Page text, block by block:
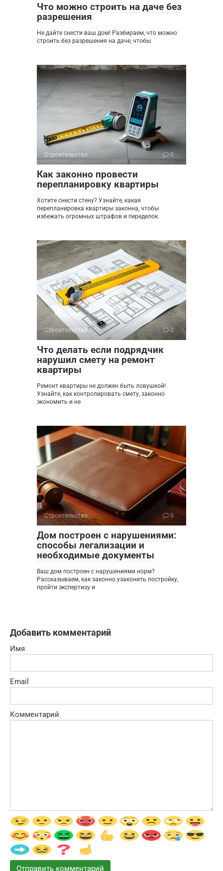
Что можно строить на даче без
разрешения
Не дайте снести ваш дом! Разбираем, что можно
строить без разрешения на даче, чтобы
Строительство 0
Как законно провести
перепланировку квартиры
Хотите снести стену? Узнайте, какая
перепланировка квартиры законна, чтобы
избежать огромных штрафов и переделок.
Строительство 0
Что делать если подрядчик
нарушил смету на ремонт
квартиры
Ремонт квартиры не должен быть ловушкой!
Узнайте, как контролировать смету, законно
экономить и не
Строительство 0
Дом построен с нарушениями:
способы легализации и
необходимые документы
Ваш дом построен с нарушениями норм?
Рассказываем, как законно узаконить постройку,
пройти экспертизу и
Добавить комментарий
Имя
Email
Комментарий